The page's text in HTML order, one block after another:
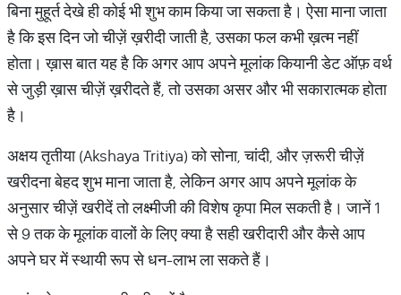
बिना मुहूर्त देखे ही कोई भी शुभ काम किया जा सकता है। ऐसा माना जाता
है कि इस दिन जो चीज़ें ख़रीदी जाती है, उसका फल कभी ख़त्म नहीं
होता। ख़ास बात यह है कि अगर आप अपने मूलांक कियानी डेट ऑफ़ वर्थ
से जुड़ी ख़ास चीज़ें ख़रीदते हैं, तो उसका असर और भी सकारात्मक होता
है।
अक्षय तृतीया (Akshaya Tritiya) को सोना, चांदी, और ज़रूरी चीज़ें
खरीदना बेहद शुभ माना जाता है, लेकिन अगर आप अपने मूलांक के
अनुसार चीज़ें खरीदें तो लक्ष्मीजी की विशेष कृपा मिल सकती है। जानें 1
से 9 तक के मूलांक वालों के लिए क्या है सही खरीदारी और कैसे आप
अपने घर में स्थायी रूप से धन-लाभ ला सकते हैं।